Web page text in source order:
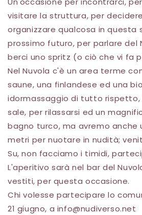
visitare la struttura, per
organizzare qualcosa in questa
prossimo futuro, per parlare del
berci uno spritz (o ciò che vi fa
Nel Nuvola c'è un area terme
saune, una finlandese ed una
idormassaggio di tutto rispetto,
sale, per rilassarsi ed un
bagno turco, ma avremo anche
metri per nuotare in nudità;
Su, non facciamo i timidi,
L'aperitivo sarà nel bar del
vestiti, per questa occasione.
Chi volesse partecipare lo
21 giugno, a info@nudiverso.net